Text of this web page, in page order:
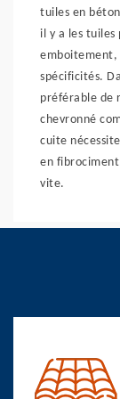
tuiles en
il y a les tuiles
emboitement,
spécificités.
préférable de
chevronné
cuite
en
vite.